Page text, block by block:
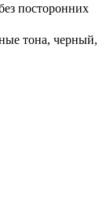
посторонних
тона, черный,